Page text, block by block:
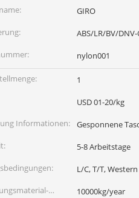
GIRO
ABS/LR/BV/DNV-
nylon001
1
USD 01-20/kg
Informationen:
Gesponnene
5-8 Arbeitstage
L/C, T/T,
10000kg/year